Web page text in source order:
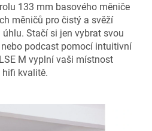
133 mm basového měniče
měničů pro čistý a svěží
Stačí si jen vybrat svou
podcast pomocí intuitivní
M vyplní vaši místnost
kvalitě.